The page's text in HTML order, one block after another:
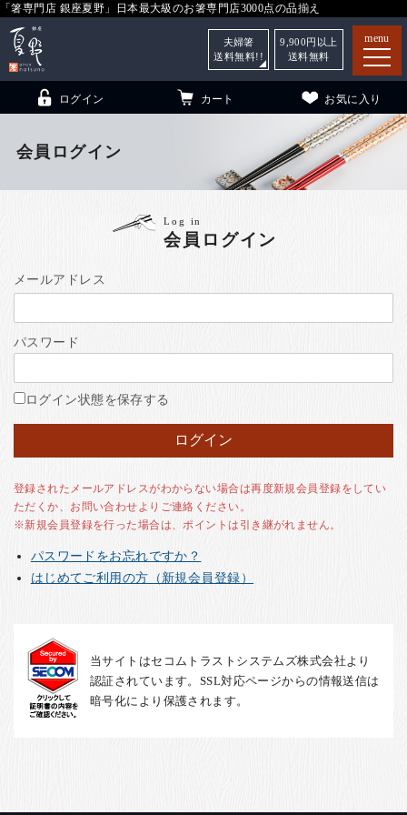
「箸専門店 銀座夏野」日本最大級のお箸専門店3000点の品揃え
menu
（贈答用・自宅用）
銀座夏野・箸長
ご利用ガイド
お客様の声
お知らせ
English
ログイン カート お気に入り
夫婦箸
送料無料!!
9,900 円以上
送料無料
会員ログイン
Log in
会員ログイン
メールアドレス
パスワード
ログイン状態を保存する
登録されたメールアドレスがわからない場合は再度新規会員登録をしてい
ただくか、お問い合わせよりご連絡ください。
※新規会員登録を行った場合は、ポイントは引き継がれません。
パスワードをお忘れですか？
はじめてご利用の方（新規会員登録）
当サイトはセコムトラストシステムズ株式会社より
認証されています。SSL対応ページからの情報送信は
暗号化により保護されます。